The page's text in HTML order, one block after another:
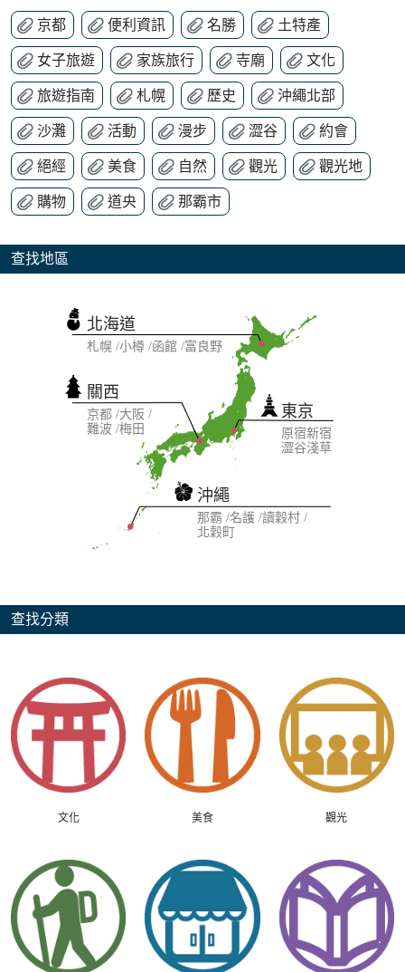
京都 便利資訊 名勝 土特產
女子旅遊 家族旅行 寺廟 文化
旅遊指南 札幌 歷史 沖繩北部
沙灘 活動 漫步 澀谷 約會
絕經 美食 自然 觀光 觀光地
購物 道央 那霸市
查找地區
東京
原宿新宿
澀谷淺草
關西
京都 大阪
難波 梅田
沖繩
那霸 名護 讀穀村
北穀町
北海道
札幌 小樽 函館 富良野
查找分類
文化 美食 觀光